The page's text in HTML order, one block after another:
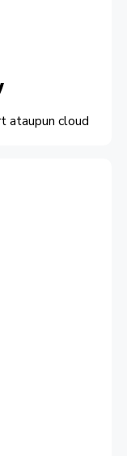
ataupun cloud